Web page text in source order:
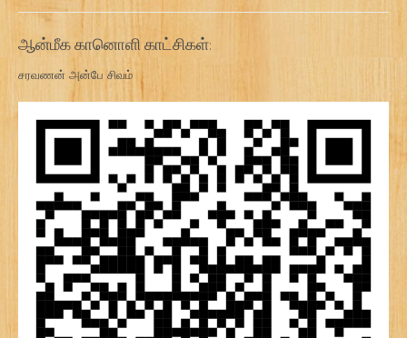
ஆன்மீக கானொளி காட்சிகள்:
சரவணன் அன்பே சிவம்